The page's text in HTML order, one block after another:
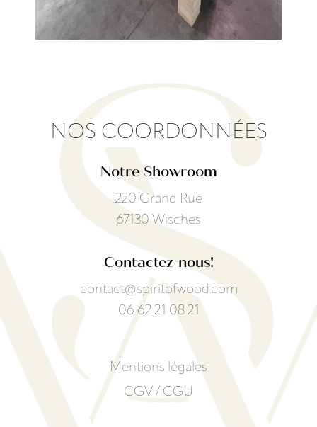
NOS COORDONNÉES
Notre Showroom
220 Grand Rue
67130 Wisches
Contactez-nous!
contact@spiritofwood.com
06 62 21 08 21
Mentions légales
CGV / CGU